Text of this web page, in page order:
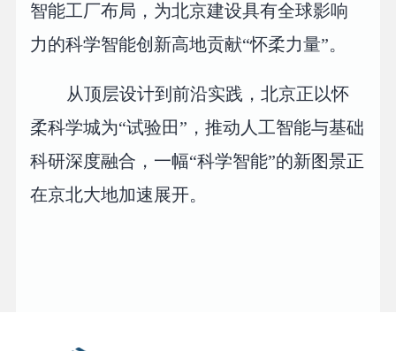
智能工厂布局，为北京建设具有全球影响
力的科学智能创新高地贡献“怀柔力量”。
从顶层设计到前沿实践，北京正以怀
柔科学城为“试验田”，推动人工智能与基础
科研深度融合，一幅“科学智能”的新图景正
在京北大地加速展开。